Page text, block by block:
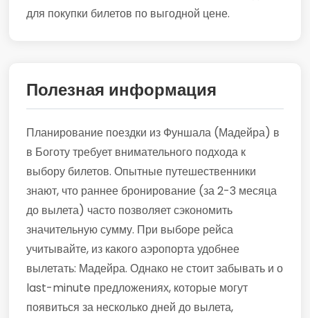
для покупки билетов по выгодной цене.
Полезная информация
Планирование поездки из Фуншала (Мадейра) в
в Боготу требует внимательного подхода к
выбору билетов. Опытные путешественники
знают, что раннее бронирование (за 2-3 месяца
до вылета) часто позволяет сэкономить
значительную сумму. При выборе рейса
учитывайте, из какого аэропорта удобнее
вылетать: Мадейра. Однако не стоит забывать и о
last-minute предложениях, которые могут
появиться за несколько дней до вылета,